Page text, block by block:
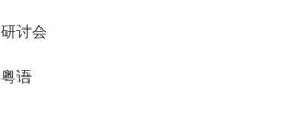
研讨会
粤语